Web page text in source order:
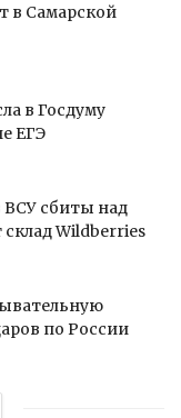
в Самарской
в Госдуму
ЕГЭ
ВСУ сбиты над
Wildberries
по России